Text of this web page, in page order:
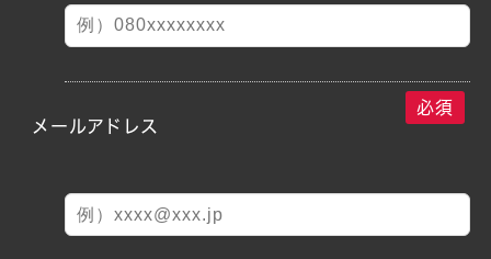
メールアドレス
必須